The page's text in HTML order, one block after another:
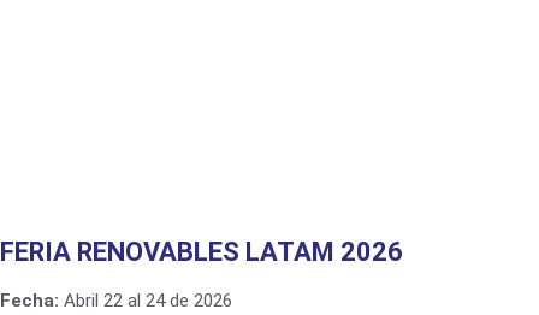
FERIA RENOVABLES LATAM 2026
Fecha: Abril 22 al 24 de 2026